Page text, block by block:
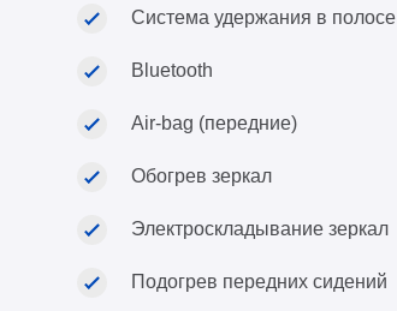
Система удержания в полосе
Bluetooth
Air-bag (передние)
Обогрев зеркал
Электроскладывание зеркал
Подогрев передних сидений